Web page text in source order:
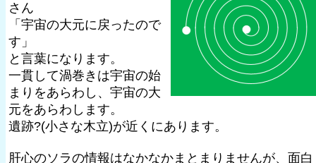
さん
「宇宙の大元に戻ったので
す」
と言葉になります。
一貫して渦巻きは宇宙の始
まりをあらわし、宇宙の大
元をあらわします。
遺跡?(小さな木立)が近くにあります。
肝心のソラの情報はなかなかまとまりませんが、面白